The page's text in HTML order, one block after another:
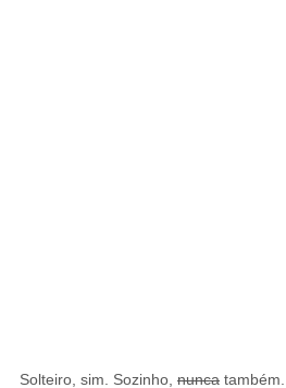
Solteiro, sim. Sozinho, nunca também.